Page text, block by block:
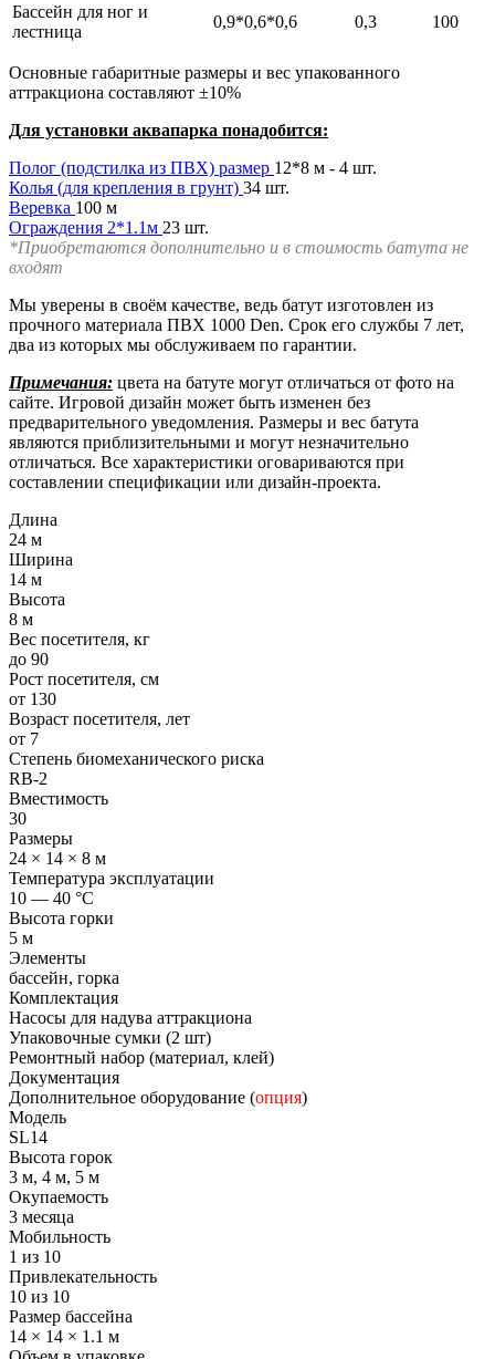
Бассейн для ног и
лестница
0,9*0,6*0,6 0,3 100
Основные габаритные размеры и вес упакованного
аттракциона составляют ±10%
Для установки аквапарка понадобится:
Полог (подстилка из ПВХ) размер 12*8 м - 4 шт.
Колья (для крепления в грунт) 34 шт.
Веревка 100 м
Ограждения 2*1.1м 23 шт.
*Приобретаются дополнительно и в стоимость батута не
входят
Мы уверены в своём качестве, ведь батут изготовлен из
прочного материала ПВХ 1000 Den. Срок его службы 7 лет,
два из которых мы обслуживаем по гарантии.
Примечания: цвета на батуте могут отличаться от фото на
сайте. Игровой дизайн может быть изменен без
предварительного уведомления. Размеры и вес батута
являются приблизительными и могут незначительно
отличаться. Все характеристики оговариваются при
составлении спецификации или дизайн-проекта.
Длина
24 м
Ширина
14 м
Высота
8 м
Вес посетителя, кг
до 90
Рост посетителя, см
от 130
Возраст посетителя, лет
от 7
Степень биомеханического риска
RB-2
Вместимость
30
Размеры
24 × 14 × 8 м
Температура эксплуатации
10 — 40 °C
Высота горки
5 м
Элементы
бассейн, горка
Комплектация
Насосы для надува аттракциона
Упаковочные сумки (2 шт)
Ремонтный набор (материал, клей)
Документация
Дополнительное оборудование (опция)
Модель
SL14
Высота горок
3 м, 4 м, 5 м
Окупаемость
3 месяца
Мобильность
1 из 10
Привлекательность
10 из 10
Размер бассейна
14 × 14 × 1.1 м